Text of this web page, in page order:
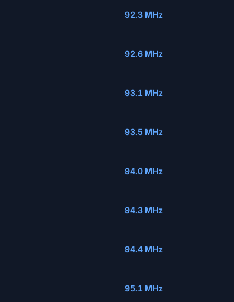
92.3 MHz
92.6 MHz
93.1 MHz
93.5 MHz
94.0 MHz
94.3 MHz
94.4 MHz
95.1 MHz